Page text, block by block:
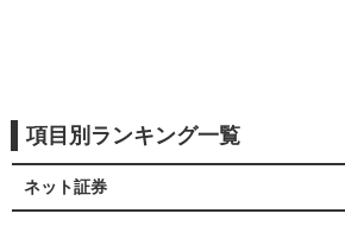
項目別ランキング一覧
ネット証券